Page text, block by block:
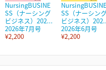
NursingBUSINE
SS（ナーシング
ビジネス）202...
2026年7月号
¥2,200
NursingBUSINE
SS（ナーシン
ビジネス）
2026年6月号
¥2,200